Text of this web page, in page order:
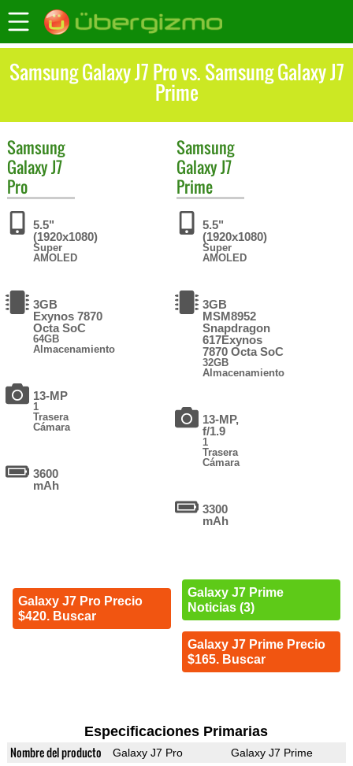
Samsung Galaxy J7 Pro vs. Samsung Galaxy J7
Prime
Samsung
Galaxy J7
Pro
5.5"
(1920x1080)
Super
AMOLED
3GB
Exynos 7870
Octa SoC
64GB
Almacenamiento
13-MP
1
Trasera
Cámara
3600
mAh
Galaxy J7 Pro Precio
$420. Buscar
Samsung
Galaxy J7
Prime
5.5"
(1920x1080)
Super
AMOLED
3GB
MSM8952
Snapdragon
617Exynos
7870 Octa SoC
32GB
Almacenamiento
13-MP,
f/1.9
1
Trasera
Cámara
3300
mAh
Galaxy J7 Prime
Noticias (3)
Galaxy J7 Prime Precio
$165. Buscar
Especificaciones Primarias
Nombre del producto Galaxy J7 Pro Galaxy J7 Prime